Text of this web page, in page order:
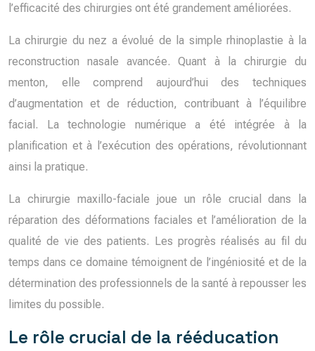
l’efficacité des chirurgies ont été grandement améliorées.
La chirurgie du nez a évolué de la simple rhinoplastie à la
reconstruction nasale avancée. Quant à la chirurgie du
menton, elle comprend aujourd’hui des techniques
d’augmentation et de réduction, contribuant à l’équilibre
facial. La technologie numérique a été intégrée à la
planification et à l’exécution des opérations, révolutionnant
ainsi la pratique.
La chirurgie maxillo-faciale joue un rôle crucial dans la
réparation des déformations faciales et l’amélioration de la
qualité de vie des patients. Les progrès réalisés au fil du
temps dans ce domaine témoignent de l’ingéniosité et de la
détermination des professionnels de la santé à repousser les
limites du possible.
Le rôle crucial de la rééducation